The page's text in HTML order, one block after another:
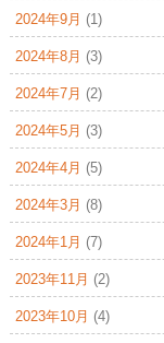
2024年9月 (1)
2024年8月 (3)
2024年7月 (2)
2024年5月 (3)
2024年4月 (5)
2024年3月 (8)
2024年1月 (7)
2023年11月 (2)
2023年10月 (4)